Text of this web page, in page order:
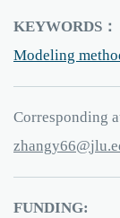
KEYWORDS：
Modeling
Corresponding
e.ulj
66ygnahz
FUNDING: